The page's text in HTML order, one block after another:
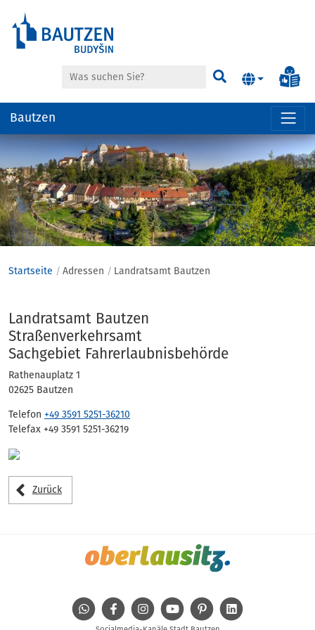
der
anspringen
Suche Suchen
Bautzen
Startseite Adressen Landratsamt Bautzen
Adressen
Landratsamt Bautzen
Straßenverkehrsamt
Sachgebiet Fahrerlaubnisbehörde
Rathenauplatz 1
02625 Bautzen
Telefon +49 3591 5251-36210
Telefax +49 3591 5251-36219
Zurück
WhatsAppFacebookInstagramYoutube Pinterest